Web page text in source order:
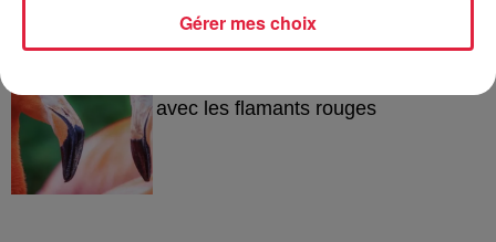
avec les flamants rouges
Gérer mes choix